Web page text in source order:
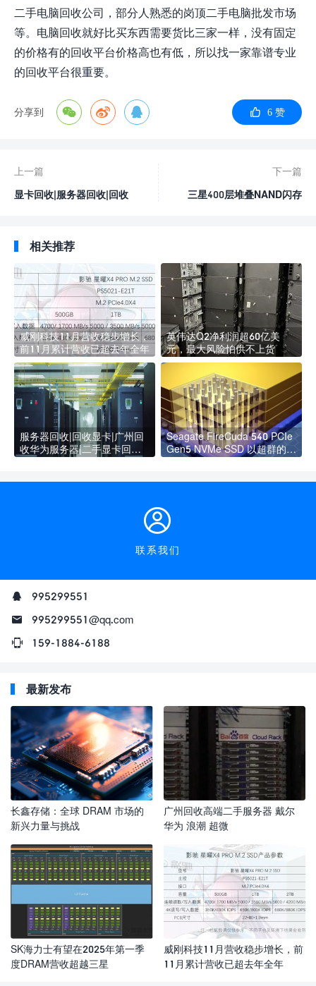
二手电脑回收公司，部分人熟悉的岗顶二手电脑批发市场
等。电脑回收就好比买东西需要货比三家一样，没有固定
的价格有的回收平台价格高也有低，所以找一家靠谱专业
的回收平台很重要。
分享到 6 赞
上一篇
显卡回收|服务器回收|回收
下一篇
三星400层堆叠NAND闪存
相关推荐
威刚科技11月营收稳步增长，
前11月累计营收已超去年全年
英伟达Q2净利润超60亿美
元，最大风险怕供不上货
服务器回收|回收显卡|广州回
收华为服务器|二手显卡回
Seagate FireCuda 540 PCIe
Gen5 NVMe SSD 以超群的效
联系我们
995299551
995299551@qq.com
159-1884-6188
最新发布
长鑫存储：全球 DRAM 市场的
新兴力量与挑战
广州回收高端二手服务器 戴尔
华为 浪潮 超微
SK海力士有望在2025年第一季
度DRAM营收超越三星
威刚科技11月营收稳步增长，前
11月累计营收已超去年全年